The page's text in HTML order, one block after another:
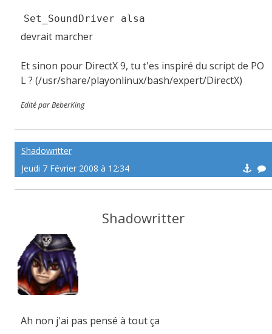
Set_SoundDriver alsa
devrait marcher
Et sinon pour DirectX 9, tu t'es inspiré du script de PO
L ? (/usr/share/playonlinux/bash/expert/DirectX)
Edité par BeberKing
Shadowritter
Jeudi 7 Février 2008 à 12:34
Shadowritter
Ah non j'ai pas pensé à tout ça